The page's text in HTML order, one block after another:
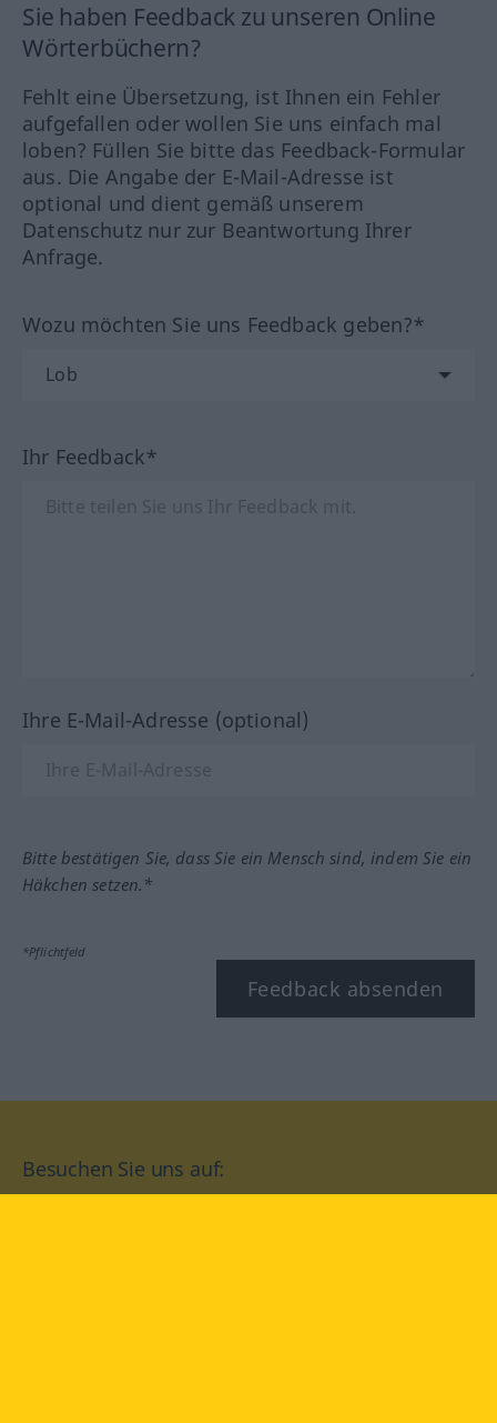
Sie haben Feedback zu unseren Online
Wörterbüchern?
Fehlt eine Übersetzung, ist Ihnen ein Fehler
aufgefallen oder wollen Sie uns einfach mal
loben? Füllen Sie bitte das Feedback-Formular
aus. Die Angabe der E-Mail-Adresse ist
optional und dient gemäß unserem
Datenschutz nur zur Beantwortung Ihrer
Anfrage.
Wozu möchten Sie uns Feedback geben?*
Ihr Feedback*
Ihre E-Mail-Adresse (optional)
Bitte bestätigen Sie, dass Sie ein Mensch sind, indem Sie ein
Häkchen setzen.*
*Pflichtfeld
Feedback absenden
Besuchen Sie uns auf: